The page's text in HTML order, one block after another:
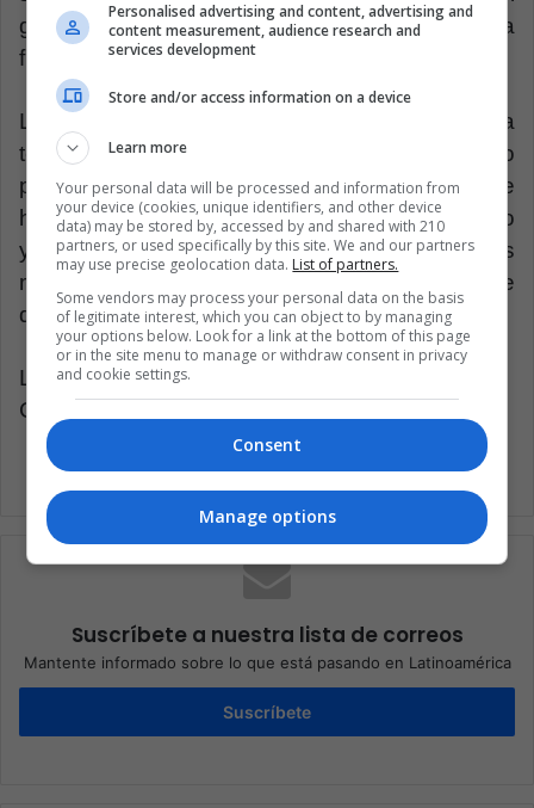
grupo extremista, a casarse con ellos por la
fuerza.
La realidad es que aunque si la guerra en Siria
terminara hoy mismo, los flagelos del conflicto
perdurarían por años. La población femenina se
ha visto especialmente afectada por el conflicto
y sus consecuencias como la perdida de bienes
materiales, familia y autonomía y vulneración de
derechos.
Latin American Post | Krishna Jaramillo
Copy edited by Marcela Peñaloza
Suscríbete a nuestra lista de correos
Mantente informado sobre lo que está pasando en Latinoamérica
Suscríbete
Personalised advertising and content, advertising and
content measurement, audience research and
services development
Store and/or access information on a device
Learn more
Your personal data will be processed and information from
your device (cookies, unique identifiers, and other device
data) may be stored by, accessed by and shared with 210
partners, or used specifically by this site. We and our partners
may use precise geolocation data. List of partners.
Some vendors may process your personal data on the basis
of legitimate interest, which you can object to by managing
your options below. Look for a link at the bottom of this page
or in the site menu to manage or withdraw consent in privacy
and cookie settings.
Consent
Manage options